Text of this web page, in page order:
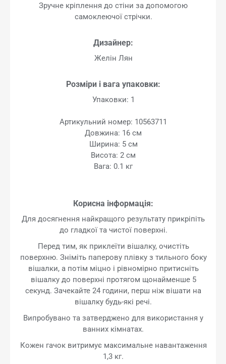
Зручне кріплення до стіни за допомогою
самоклеючої стрічки.
Дизайнер:
Желін Лян
Розміри і вага упаковки:
Упаковки: 1
Артикульний номер: 10563711
Довжина: 16 см
Ширина: 5 см
Висота: 2 см
Вага: 0.1 кг
Корисна інформація:
Для досягнення найкращого результату прикріпіть
до гладкої та чистої поверхні.
Перед тим, як приклеїти вішалку, очистіть
поверхню. Зніміть паперову плівку з тильного боку
вішалки, а потім міцно і рівномірно притисніть
вішалку до поверхні протягом щонайменше 5
секунд. Зачекайте 24 години, перш ніж вішати на
вішалку будь-які речі.
Випробувано та затверджено для використання у
ванних кімнатах.
Кожен гачок витримує максимальне навантаження
1,3 кг.